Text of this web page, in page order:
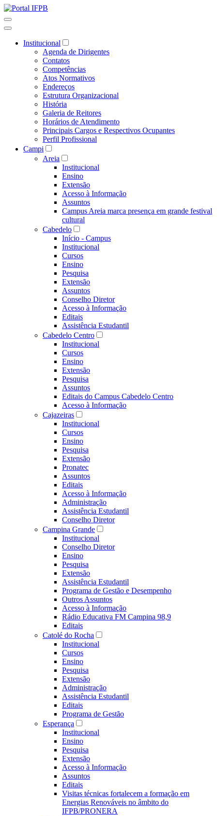
Institucional
Agenda de Dirigentes
Contatos
Competências
Atos Normativos
Endereços
Estrutura Organizacional
História
Galeria de Reitores
Horários de Atendimento
Principais Cargos e Respectivos Ocupantes
Perfil Profissional
Campi
Areia
Institucional
Ensino
Extensão
Acesso à Informação
Assuntos
Campus Areia marca presença em grande festival
cultural
Cabedelo
Início - Campus
Institucional
Cursos
Ensino
Pesquisa
Extensão
Assuntos
Conselho Diretor
Acesso à Informação
Editais
Assistência Estudantil
Cabedelo Centro
Institucional
Cursos
Ensino
Extensão
Pesquisa
Assuntos
Editais do Campus Cabedelo Centro
Acesso à Informação
Cajazeiras
Institucional
Cursos
Ensino
Pesquisa
Extensão
Pronatec
Assuntos
Editais
Acesso à Informação
Administração
Assistência Estudantil
Conselho Diretor
Campina Grande
Institucional
Conselho Diretor
Ensino
Pesquisa
Extensão
Assistência Estudantil
Programa de Gestão e Desempenho
Outros Assuntos
Acesso à Informação
Rádio Educativa FM Campina 98,9
Editais
Catolé do Rocha
Institucional
Cursos
Ensino
Pesquisa
Extensão
Administração
Assistência Estudantil
Editais
Programa de Gestão
Esperança
Institucional
Ensino
Pesquisa
Extensão
Acesso à Informação
Assuntos
Editais
Visitas técnicas fortalecem a formação em
Energias Renováveis no âmbito do
IFPB/PRONERA